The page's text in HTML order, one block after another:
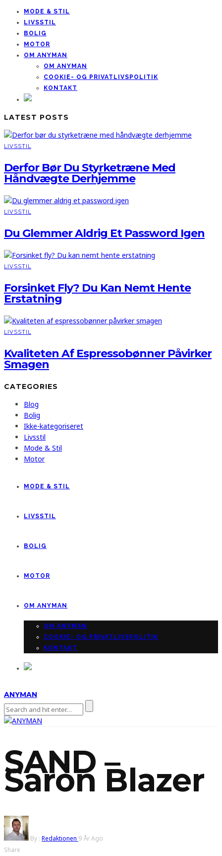
MODE & STIL
LIVSSTIL
BOLIG
MOTOR
OM ANYMAN
OM ANYMAN
COOKIE- OG PRIVATLIVSPOLITIK
KONTAKT
LATEST POSTS
LIVSSTIL
Derfor Bør Du Styrketræne Med
Håndvægte Derhjemme
LIVSSTIL
Du Glemmer Aldrig Et Password Igen
LIVSSTIL
Forsinket Fly? Du Kan Nemt Hente
Erstatning
LIVSSTIL
Kvaliteten Af Espressobønner Påvirker
Smagen
CATEGORIES
Blog
Bolig
Ikke-kategoriseret
Livsstil
Mode & Stil
Motor
MODE & STIL
LIVSSTIL
BOLIG
MOTOR
OM ANYMAN
OM ANYMAN
COOKIE- OG PRIVATLIVSPOLITIK
KONTAKT
ANYMAN
SAND –
Saron Blazer
By : Redaktionen 9 År Ago
Share